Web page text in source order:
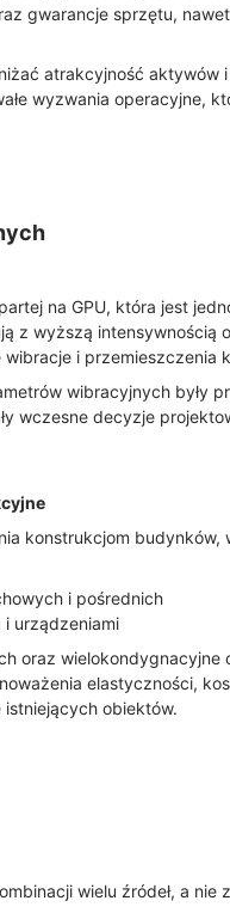
gwarancje sprzętu,
atrakcyjność
wyzwania operacyjne,
na GPU, która jest
z wyższą intensywnością
i przemieszczenia
wibracyjnych były
wczesne decyzje
konstrukcjom budynków,
i pośrednich
i urządzeniami
oraz wielokondygnacyjne
elastyczności,
istniejących obiektów.
wielu źródeł, a nie